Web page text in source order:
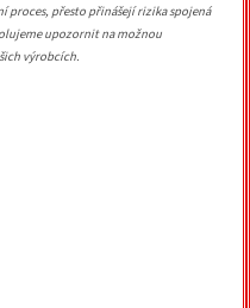
přesto přinášejí rizika spojená
upozornit na možnou
výrobcích.